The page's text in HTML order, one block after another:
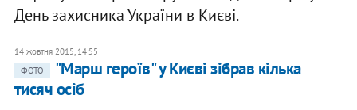
День захисника України в Києві.
14 жовтня 2015, 14:55
ФОТО
"Марш героїв" у Києві зібрав кілька
тисяч осіб